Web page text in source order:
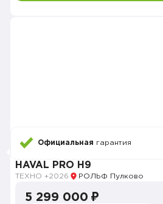
Официальная гарантия
HAVAL PRO H9
ТЕХНО +2026 РОЛЬФ Пулково
5 299 000 ₽